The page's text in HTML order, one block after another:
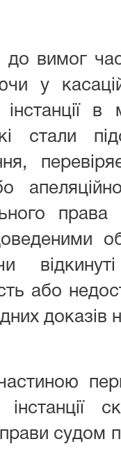
до вимог
у
інстанції
стали
або
доказів
частиною
інстанції
судом